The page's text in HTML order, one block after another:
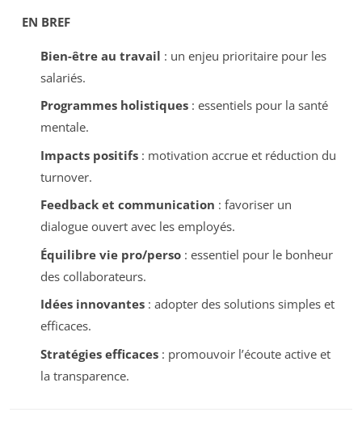
EN BREF
Bien-être au travail : un enjeu prioritaire pour les
salariés.
Programmes holistiques: essentiels pour la santé
mentale.
Impacts positifs: motivation accrue et réduction du
turnover.
Feedback et communication : favoriser un
dialogue ouvert avec les employés.
Équilibre vie pro/perso: essentiel pour le bonheur
des collaborateurs.
Idées innovantes: adopter des solutions simples et
efficaces.
Stratégies efficaces: promouvoir l’écoute active et
la transparence.